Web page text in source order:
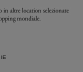
in altre location selezionate
mondiale.